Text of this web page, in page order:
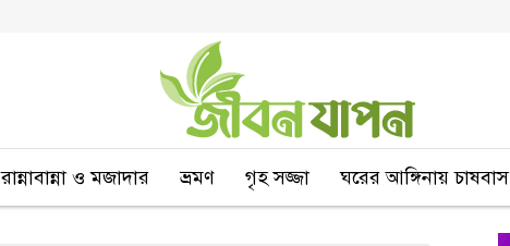
রান্নাবান্না ও মজাদার ভ্রমণ গৃহ সজ্জা ঘরের আঙ্গিনায় চাষবাস